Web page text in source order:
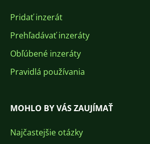
Pridať inzerát
Prehľadávať inzeráty
Obľúbené inzeráty
Pravidlá používania
MOHLO BY VÁS ZAUJÍMAŤ
Najčastejšie otázky